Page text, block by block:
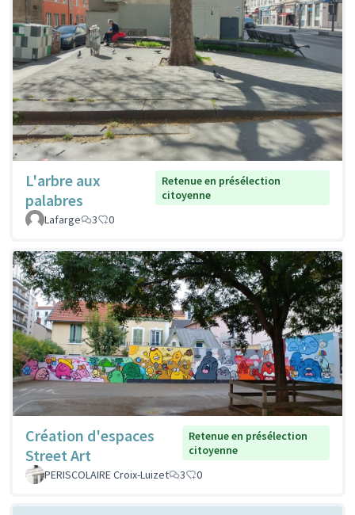
L'arbre aux
palabres
Retenue en présélection
citoyenne
Lafarge
3 0
Création d'espaces
Street Art
Retenue en présélection
citoyenne
PERISCOLAIRE Croix-Luizet
3 0